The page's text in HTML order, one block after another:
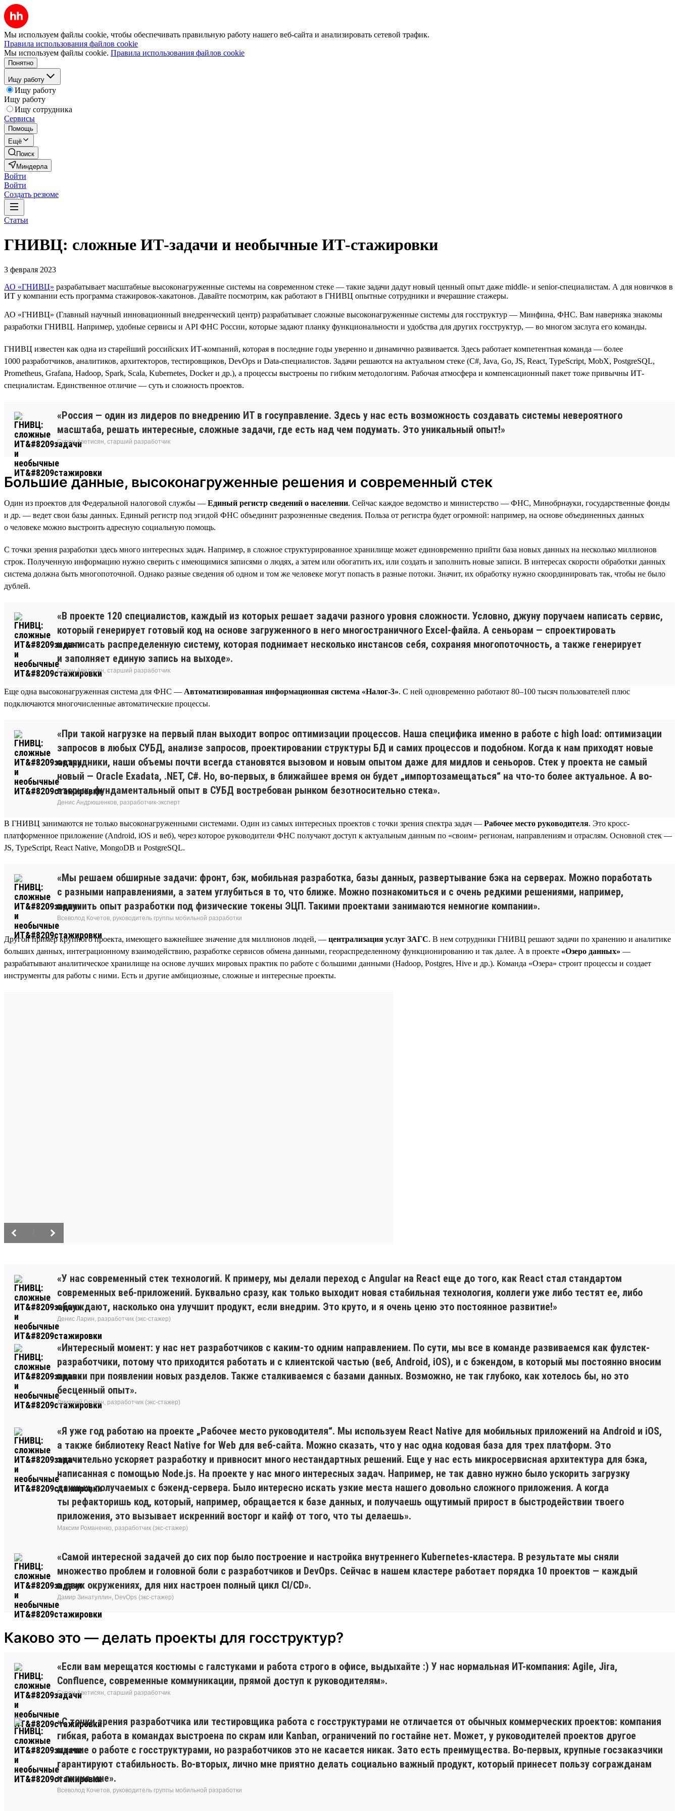
Мы используем файлы cookie, чтобы обеспечивать правильную работу нашего веб-сайта и анализировать сетевой трафик.
Правила использования файлов cookie
Мы используем файлы cookie. Правила использования файлов cookie
Понятно
Ищу работу
Ищу работу
Ищу работу
Ищу сотрудника
Сервисы
Помощь
Ещё
Поиск
Миндерла
Войти
Войти
Создать резюме
Статьи
ГНИВЦ: сложные ИТ‑задачи и необычные ИТ‑стажировки
3 февраля 2023
АО «ГНИВЦ» разрабатывает масштабные высоконагруженные системы на современном стеке — такие задачи дадут новый ценный опыт даже middle- и senior-специалистам. А для новичков в
ИТ у компании есть программа стажировок-хакатонов. Давайте посмотрим, как работают в ГНИВЦ опытные сотрудники и вчерашние стажеры.
АО «ГНИВЦ» (Главный научный инновационный внедренческий центр) разрабатывает сложные высоконагруженные системы для госструктур — Минфина, ФНС. Вам наверняка знакомы
разработки ГНИВЦ. Например, удобные сервисы и API ФНС России, которые задают планку функциональности и удобства для других госструктур, — во многом заслуга его команды.
ГНИВЦ известен как одна из старейший российских ИТ-компаний, которая в последние годы уверенно и динамично развивается. Здесь работает компетентная команда — более
1000 разработчиков, аналитиков, архитекторов, тестировщиков, DevOps и Data-специалистов. Задачи решаются на актуальном стеке (С#, Java, Go, JS, React, TypeScript, MobX, PostgreSQL,
Prometheus, Grafana, Hadoop, Spark, Scala, Kubernetes, Doсker и др.), а процессы выстроены по гибким методологиям. Рабочая атмосфера и компенсационный пакет тоже привычны ИТ-
специалистам. Единственное отличие — суть и сложность проектов.
«Россия — один из лидеров по внедрению ИТ в госуправление. Здесь у нас есть возможность создавать системы невероятного
масштаба, решать интересные, сложные задачи, где есть над чем подумать. Это уникальный опыт!»
Сурен Аветисян, старший разработчик
Большие данные, высоконагруженные решения и современный стек
Один из проектов для Федеральной налоговой службы — Единый регистр сведений о населении. Сейчас каждое ведомство и министерство — ФНС, Минобрнауки, государственные фонды
и др. — ведет свои базы данных. Единый регистр под эгидой ФНС объединит разрозненные сведения. Польза от регистра будет огромной: например, на основе объединенных данных
о человеке можно выстроить адресную социальную помощь.
С точки зрения разработки здесь много интересных задач. Например, в сложное структурированное хранилище может единовременно прийти база новых данных на несколько миллионов
строк. Полученную информацию нужно сверить с имеющимися записями о людях, а затем или обогатить их, или создать и заполнить новые записи. В интересах скорости обработки данных
система должна быть многопоточной. Однако разные сведения об одном и том же человеке могут попасть в разные потоки. Значит, их обработку нужно скоординировать так, чтобы не было
дублей.
«В проекте 120 специалистов, каждый из которых решает задачи разного уровня сложности. Условно, джуну поручаем написать сервис,
который генерирует готовый код на основе загруженного в него многостраничного Excel-файла. А сеньорам — спроектировать
и написать распределенную систему, которая поднимает несколько инстансов себя, сохраняя многопоточность, а также генерирует
и заполняет единую запись на выходе».
Сурен Аветисян, старший разработчик
Еще одна высоконагруженная система для ФНС — Автоматизированная информационная система «Налог-3». С ней одновременно работают 80–100 тысяч пользователей плюс
подключаются многочисленные автоматические процессы.
«При такой нагрузке на первый план выходит вопрос оптимизации процессов. Наша специфика именно в работе с high load: оптимизации
запросов в любых СУБД, анализе запросов, проектировании структуры БД и самих процессов и подобном. Когда к нам приходят новые
сотрудники, наши объемы почти всегда становятся вызовом и новым опытом даже для мидлов и сеньоров. Стек у проекта не самый
новый — Oracle Exadata, .NET, C#. Но, во-первых, в ближайшее время он будет „импортозамещаться“ на что-то более актуальное. А во-
вторых, фундаментальный опыт в СУБД востребован рынком безотносительно стека».
Денис Андрюшенков, разработчик-эксперт
В ГНИВЦ занимаются не только высоконагруженными системами. Один из самых интересных проектов с точки зрения спектра задач — Рабочее место руководителя. Это кросс-
платформенное приложение (Android, iOS и веб), через которое руководители ФНС получают доступ к актуальным данным по «своим» регионам, направлениям и отраслям. Основной стек —
JS, TypeScript, React Native, MongoDB и PostgreSQL.
«Мы решаем обширные задачи: фронт, бэк, мобильная разработка, базы данных, развертывание бэка на серверах. Можно поработать
с разными направлениями, а затем углубиться в то, что ближе. Можно познакомиться и с очень редкими решениями, например,
получить опыт разработки под физические токены ЭЦП. Такими проектами занимаются немногие компании».
Всеволод Кочетов, руководитель группы мобильной разработки
Другой пример крупного проекта, имеющего важнейшее значение для миллионов людей, — централизация услуг ЗАГС. В нем сотрудники ГНИВЦ решают задачи по хранению и аналитике
больших данных, интеграционному взаимодействию, разработке сервисов обмена данными, геораспределенному функционированию и так далее. А в проекте «Озеро данных» —
разрабатывают аналитическое хранилище на основе лучших мировых практик по работе с большими данными (Hadoop, Postgres, Hive и др.). Команда «Озера» строит процессы и создает
инструменты для работы с ними. Есть и другие амбициозные, сложные и интересные проекты.
«У нас современный стек технологий. К примеру, мы делали переход с Angular на React еще до того, как React стал стандартом
современных веб-приложений. Буквально сразу, как только выходит новая стабильная технология, коллеги уже либо тестят ее, либо
обсуждают, насколько она улучшит продукт, если внедрим. Это круто, и я очень ценю это постоянное развитие!»
Денис Ларин, разработчик (экс-стажер)
«Интересный момент: у нас нет разработчиков с каким-то одним направлением. По сути, мы все в команде развиваемся как фулстек-
разработчики, потому что приходится работать и с клиентской частью (веб, Android, iOS), и с бэкендом, в который мы постоянно вносим
правки при появлении новых разделов. Также сталкиваемся с базами данных. Возможно, не так глубоко, как хотелось бы, но это
бесценный опыт».
Дмитрий Гутман, разработчик (экс-стажер)
«Я уже год работаю на проекте „Рабочее место руководителя“. Мы используем React Native для мобильных приложений на Android и iOS,
а также библиотеку React Native for Web для веб-сайта. Можно сказать, что у нас одна кодовая база для трех платформ. Это
значительно ускоряет разработку и привносит много нестандартных решений. Еще у нас есть микросервисная архитектура для бэка,
написанная с помощью Node.js. На проекте у нас много интересных задач. Например, не так давно нужно было ускорить загрузку
данных, получаемых с бэкенд-сервера. Было интересно искать узкие места нашего довольно сложного приложения. А когда
ты рефакторишь код, который, например, обращается к базе данных, и получаешь ощутимый прирост в быстродействии твоего
приложения, это вызывает искренний восторг и кайф от того, что ты делаешь».
Максим Романенко, разработчик (экс-стажер)
«Самой интересной задачей до сих пор было построение и настройка внутреннего Kubernetes-кластера. В результате мы сняли
множество проблем и головной боли с разработчиков и DevOps. Сейчас в нашем кластере работает порядка 10 проектов — каждый
в двух окружениях, для них настроен полный цикл CI/CD».
Дамир Зинатуллин, DevOps (экс-стажер)
Каково это — делать проекты для госструктур?
«Если вам мерещатся костюмы с галстуками и работа строго в офисе, выдыхайте :) У нас нормальная ИТ-компания: Agile, Jira,
Confluence, современные коммуникации, прямой доступ к руководителям».
Сурен Аветисян, старший разработчик
«С точки зрения разработчика или тестировщика работа с госструктурами не отличается от обычных коммерческих проектов: компания
гибкая, работа в командах выстроена по скрам или Kanban, ограничений по гостайне нет. Может, у руководителей проектов другое
мнение о работе с госструктурами, но разработчиков это не касается никак. Зато есть преимущества. Во-первых, крупные госзаказчики
гарантируют стабильность. Во-вторых, лично мне приятно делать социально важный продукт, который принесет пользу согражданам
и лично мне».
Всеволод Кочетов, руководитель группы мобильной разработки